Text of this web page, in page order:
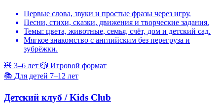
Первые слова, звуки и простые фразы через игру.
Песни, стихи, сказки, движения и творческие задания.
Темы: цвета, животные, семья, счёт, дом и детский сад.
Мягкое знакомство с английским без перегруза и
зубрёжки.
🧸 3–6 лет 🎲 Игровой формат
📚 Для детей 7–12 лет
Детский клуб / Kids Club